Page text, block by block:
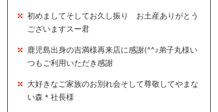
初めましてそしてお久し振り お土産ありがとう
ございますスー君
鹿児島出身の吉満様再来店に感謝(^^♪弟子丸様い
つもご利用いただき感謝
大好きなご家族のお別れ会そして尊敬してやまな
い森＊社長様